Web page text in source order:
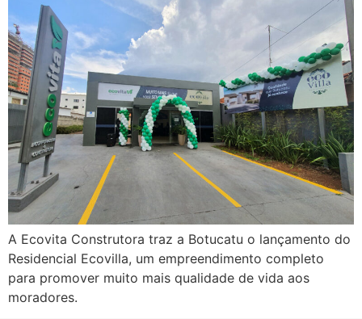
A Ecovita Construtora traz a Botucatu o lançamento do
Residencial Ecovilla, um empreendimento completo
para promover muito mais qualidade de vida aos
moradores.